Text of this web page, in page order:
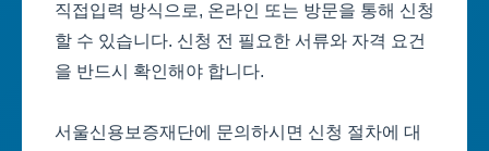
직접입력 방식으로, 온라인 또는 방문을 통해 신청
할 수 있습니다. 신청 전 필요한 서류와 자격 요건
을 반드시 확인해야 합니다.
서울신용보증재단에 문의하시면 신청 절차에 대